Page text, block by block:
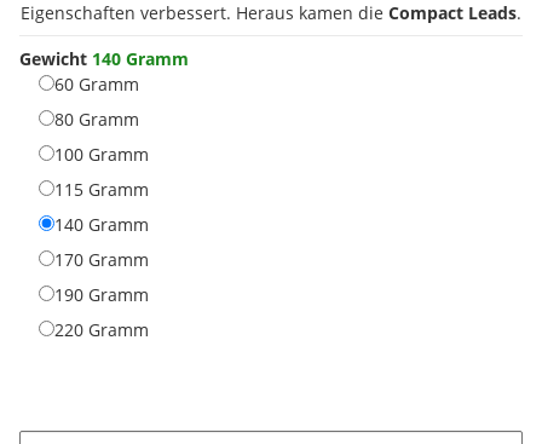
Eigenschaften verbessert. Heraus kamen die Compact Leads.
Gewicht 140 Gramm
60 Gramm
80 Gramm
100 Gramm
115 Gramm
140 Gramm
170 Gramm
190 Gramm
220 Gramm